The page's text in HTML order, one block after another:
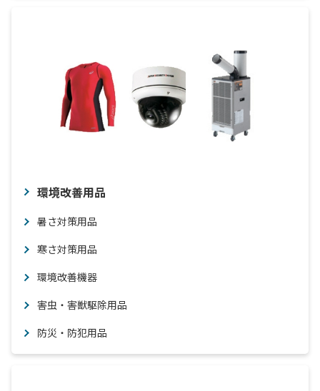
環境改善用品
暑さ対策用品
寒さ対策用品
環境改善機器
害虫・害獣駆除用品
防災・防犯用品